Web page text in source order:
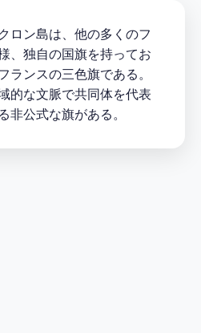
ロン島は、他の多くのフ
、独自の国旗を持ってお
ランスの三色旗である。
的な文脈で共同体を代表
非公式な旗がある。